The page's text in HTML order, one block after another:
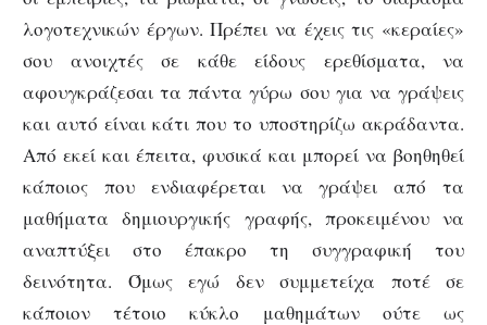
λογοτεχνικών έργων. Πρέπει να έχεις τις «κεραίες»
σου ανοιχτές σε κάθε είδους ερεθίσματα, να
αφουγκράζεσαι τα πάντα γύρω σου για να γράψεις
και αυτό είναι κάτι που το υποστηρίζω ακράδαντα.
Από εκεί και έπειτα, φυσικά και μπορεί να βοηθηθεί
κάποιος που ενδιαφέρεται να γράψει από τα
μαθήματα δημιουργικής γραφής, προκειμένου να
αναπτύξει στο έπακρο τη συγγραφική του
δεινότητα. Όμως εγώ δεν συμμετείχα ποτέ σε
κάποιον τέτοιο κύκλο μαθημάτων ούτε ως